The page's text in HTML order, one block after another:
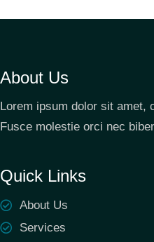
About Us
Lorem ipsum dolor sit amet,
Fusce molestie orci nec
Quick Links
About Us
Services